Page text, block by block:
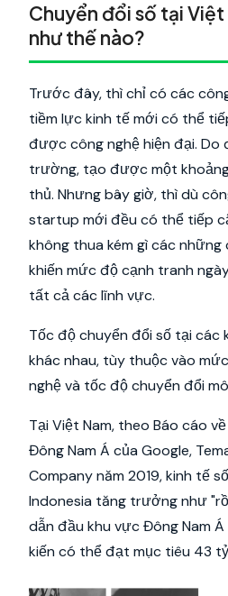
Chuyển đổi số tại
như thế nào?
Trước đây, thì chỉ có các
tiềm lực kinh tế mới có thể
được công nghệ hiện đại. Do
trường, tạo được một
thủ. Nhưng bây giờ, thì dù
startup mới đều có thể tiếp
không thua kém gì các
khiến mức độ cạnh tranh
tất cả các lĩnh vực.
Tốc độ chuyển đổi số tại các
khác nhau, tùy thuộc vào
nghệ và tốc độ chuyển đổi
Tại Việt Nam, theo Báo cáo
Đông Nam Á của Google,
Company năm 2019, kinh tế
Indonesia tăng trưởng như
dẫn đầu khu vực Đông Nam
kiến có thể đạt mục tiêu 43